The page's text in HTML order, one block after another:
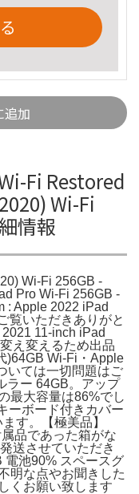
追加
Fi Restored
Wi-Fi
情報
Wi-Fi 256GB -
Pro Wi-Fi 256GB -
: Apple 2022 iPad
覧いただきありがと
11-inch iPad
え変えるため出品
)64GB Wi-Fi・Apple
いては一切問題はご
ラー 64GB。アップ
最大容量は86%でし
ーボード付きカバー
す。【極美品】
品であった箱がな
送させていただき
電池90% スペースグ
明な点やお聞きした
くお願い致します